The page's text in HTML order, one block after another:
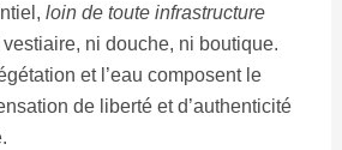
loin de toute infrastructure
vestiaire, ni douche, ni boutique.
et l’eau composent le
de liberté et d’authenticité